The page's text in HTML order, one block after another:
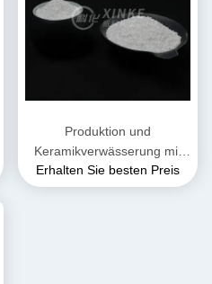
Produktion und
Keramikverwässerung mit
Keramik-Wasserreduktor
Erhalten Sie besten Preis